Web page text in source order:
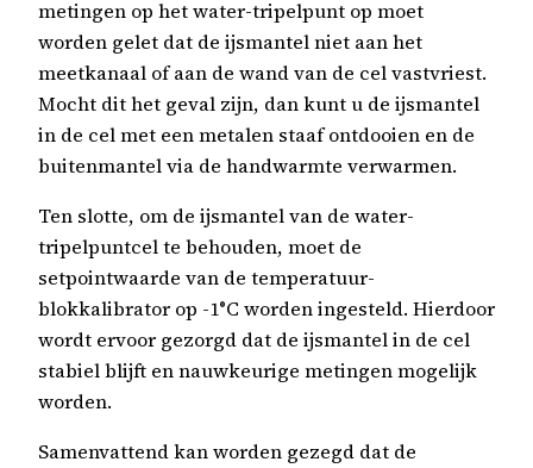
metingen op het water-tripelpunt op moet
worden gelet dat de ijsmantel niet aan het
meetkanaal of aan de wand van de cel vastvriest.
Mocht dit het geval zijn, dan kunt u de ijsmantel
in de cel met een metalen staaf ontdooien en de
buitenmantel via de handwarmte verwarmen.
Ten slotte, om de ijsmantel van de water-
tripelpuntcel te behouden, moet de
setpointwaarde van de temperatuur-
blokkalibrator op -1°C worden ingesteld. Hierdoor
wordt ervoor gezorgd dat de ijsmantel in de cel
stabiel blijft en nauwkeurige metingen mogelijk
worden.
Samenvattend kan worden gezegd dat de